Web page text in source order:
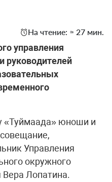
На чтение: ≈ 27 мин.
управления
руководителей
«Туймаада» юноши и
Управления
окружного
Лопатина.